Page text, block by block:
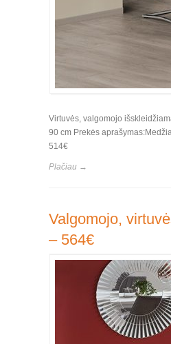
Virtuvės, valgomojo
90 cm Prekės
514€
Plačiau →
Valgomojo,
– 564€